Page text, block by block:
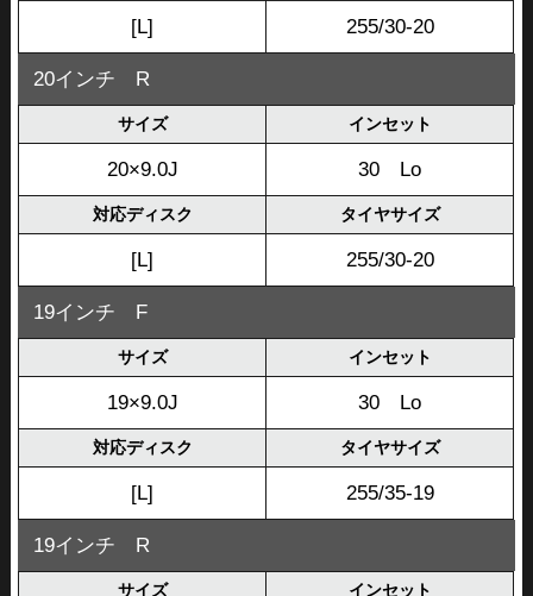
[L] 255/30-20
20インチ R
サイズ インセット
20×9.0J 30 Lo
対応ディスク タイヤサイズ
[L] 255/30-20
19インチ F
サイズ インセット
19×9.0J 30 Lo
対応ディスク タイヤサイズ
[L] 255/35-19
19インチ R
サイズ インセット